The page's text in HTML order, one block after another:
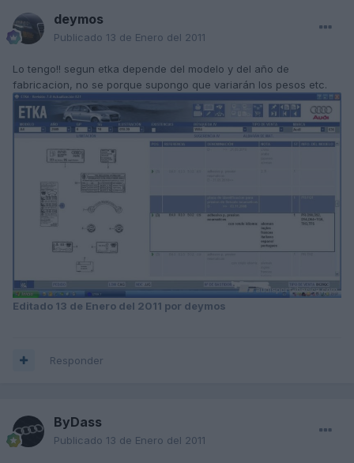
deymos
Publicado 13 de Enero del 2011
Lo tengo!! segun etka depende del modelo y del año de
fabricacion, no se porque supongo que variarán los pesos etc.
Editado 13 de Enero del 2011 por deymos
Responder
ByDass
Publicado 13 de Enero del 2011